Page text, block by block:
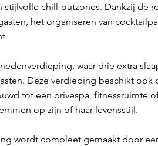
stijlvolle chill-outzones. Dankzij de
het organiseren van
waar drie extra
Deze verdieping beschikt
tot een privéspa, fitnessruimte
op zijn of haar levensstijl.
wordt compleet gemaakt door